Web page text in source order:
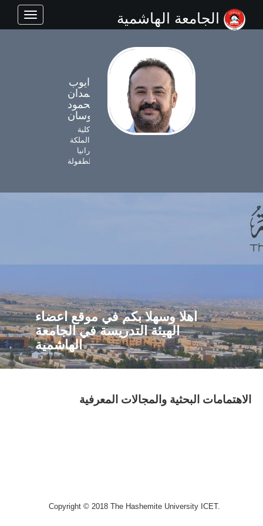
Toggle
navigation
ايوب
حمدان
محمود
الروسان
كلية
الملكة
رانيا
للطفولة
اهلا وسهلا بكم في موقع اعضاء
الهيئة التدريسة في الجامعة
الهاشمية
الاهتمامات البحثية والمجالات المعرفية
Copyright © 2018 The Hashemite University ICET.